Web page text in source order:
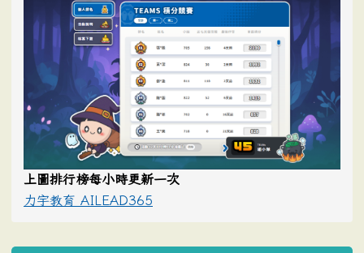
上圖排行榜每小時更新一次
力宇教育 AILEAD365